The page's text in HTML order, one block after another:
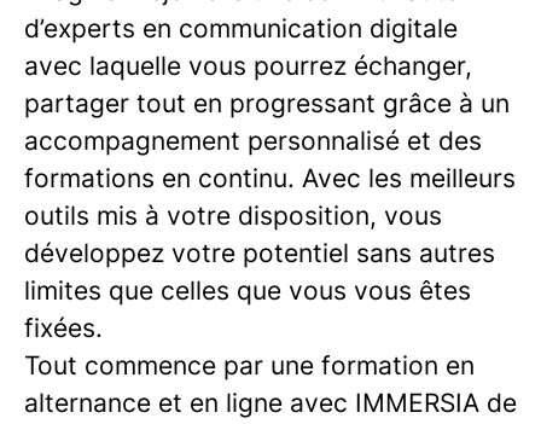
d’experts en communication digitale
avec laquelle vous pourrez échanger,
partager tout en progressant grâce à un
accompagnement personnalisé et des
formations en continu. Avec les meilleurs
outils mis à votre disposition, vous
développez votre potentiel sans autres
limites que celles que vous vous êtes
fixées.
Tout commence par une formation en
alternance et en ligne avec IMMERSIA de